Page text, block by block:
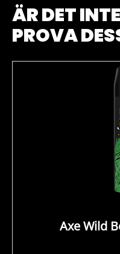
ÄR DET
PROVA
Axe Wild